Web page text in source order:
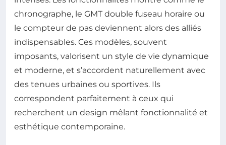
chronographe, le GMT double fuseau horaire ou
le compteur de pas deviennent alors des alliés
indispensables. Ces modèles, souvent
imposants, valorisent un style de vie dynamique
et moderne, et s’accordent naturellement avec
des tenues urbaines ou sportives. Ils
correspondent parfaitement à ceux qui
recherchent un design mêlant fonctionnalité et
esthétique contemporaine.